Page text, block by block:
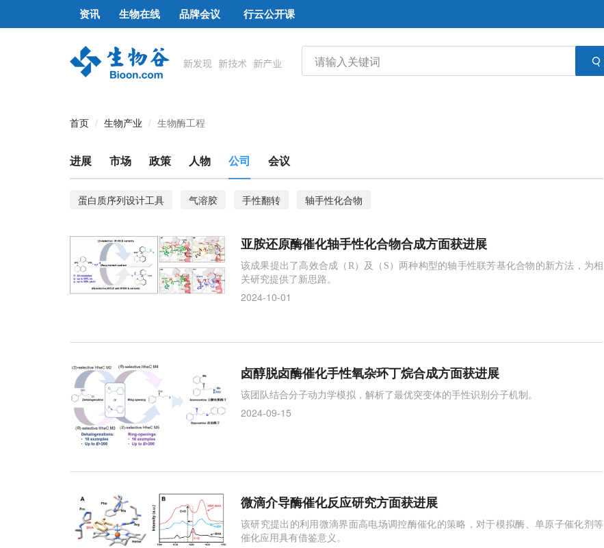
资讯 生物在线 品牌会议 行云公开课
首页 生物产业 生物酶工程
进展 市场 政策 人物 公司 会议
蛋白质序列设计工具 气溶胶 手性翻转 轴手性化合物
亚胺还原酶催化轴手性化合物合成方面获进展
该成果提出了高效合成（R）及（S）两种构型的轴手性联芳基化合物的新方法，为相
关研究提供了新思路。
2024-10-01
卤醇脱卤酶催化手性氧杂环丁烷合成方面获进展
该团队结合分子动力学模拟，解析了最优突变体的手性识别分子机制。
2024-09-15
微滴介导酶催化反应研究方面获进展
该研究提出的利用微滴界面高电场调控酶催化的策略，对于模拟酶、单原子催化剂等
催化应用具有借鉴意义。